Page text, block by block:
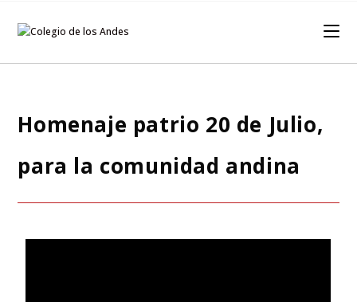
Homenaje patrio 20 de Julio,
para la comunidad andina